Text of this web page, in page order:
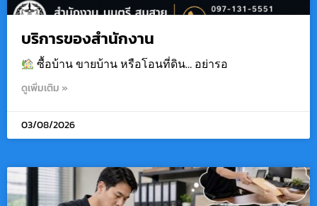
บริการของสำนักงาน
ซื้อบ้าน ขายบ้าน หรือโอนที่ดิน… อย่ารอ
ดูเพิ่มเติม »
03/08/2026